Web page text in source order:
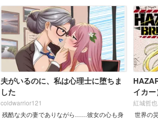
夫がいるのに、私は心理士に堕ちま
した
coldwarrior121
残酷な夫の妻でありながら……彼女の心も身
イカ
紅城哲也
世界の